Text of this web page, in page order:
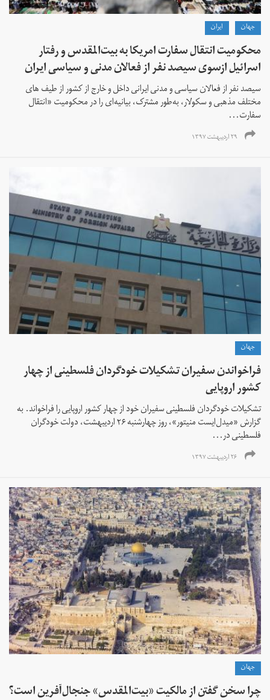
جهان ايران
محکومیت انتقال سفارت امريکا به بیت المقدس و رفتار
اسرائیل ازسوی سیصد نفر از فعالان مدنی و سیاسی ایران
سیصد نفر از فعالان سیاسی و مدنی ایرانی داخل و خارج از کشور از طیف های
مختلف مذهبی و سکولار، به‌طور مشترک، بیانیه‌ای را در محکومیت «انتقال
سفارت...
۲۹ اردیبهشت ۱۳۹۷
جهان
فراخواندن سفیران تشکیلات خودگردان فلسطینی از چهار
کشور اروپایی
تشکیلات خودگردان فلسطینی سفیران خود از چهار کشور اروپایی را فراخواند. به
گزارش «میدل‌ایست منیتور»، روز چهارشنبه ۲۶ اردیبهشت، دولت خودگران
فلسطینی در...
۲۶ اردیبهشت ۱۳۹۷
جهان
چرا سخن گفتن از مالکیت «بیت‌المقدس» جنجال‌آفرین است؟